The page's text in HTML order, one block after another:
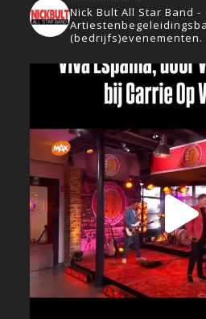
Nick Bult All Star Band -
(bedrijfs)evenementen.